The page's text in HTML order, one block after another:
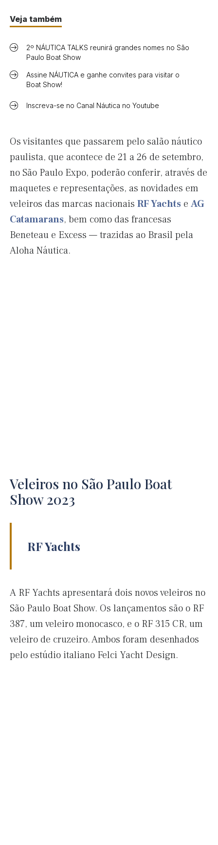
Veja também
2º NÁUTICA TALKS reunirá grandes nomes no São
Paulo Boat Show
Assine NÁUTICA e ganhe convites para visitar o
Boat Show!
Inscreva-se no Canal Náutica no Youtube
Os visitantes que passarem pelo salão náutico
paulista, que acontece de 21 a 26 de setembro,
no São Paulo Expo, poderão conferir, através de
maquetes e representações, as novidades em
veleiros das marcas nacionais RF Yachts e AG
Catamarans, bem como das francesas
Beneteau e Excess — trazidas ao Brasil pela
Aloha Náutica.
Veleiros no São Paulo Boat
Show 2023
RF Yachts
A RF Yachts apresentará dois novos veleiros no
São Paulo Boat Show. Os lançamentos são o RF
387, um veleiro monocasco, e o RF 315 CR, um
veleiro de cruzeiro. Ambos foram desenhados
pelo estúdio italiano Felci Yacht Design.